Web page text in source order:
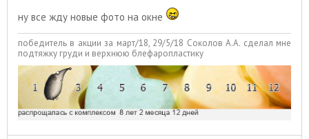
ну все жду новые фото на окне
победитель в акции за март/18, 29/5/18 Соколов А.А. сделал мне
подтяжку груди и верхнюю блефаропластику